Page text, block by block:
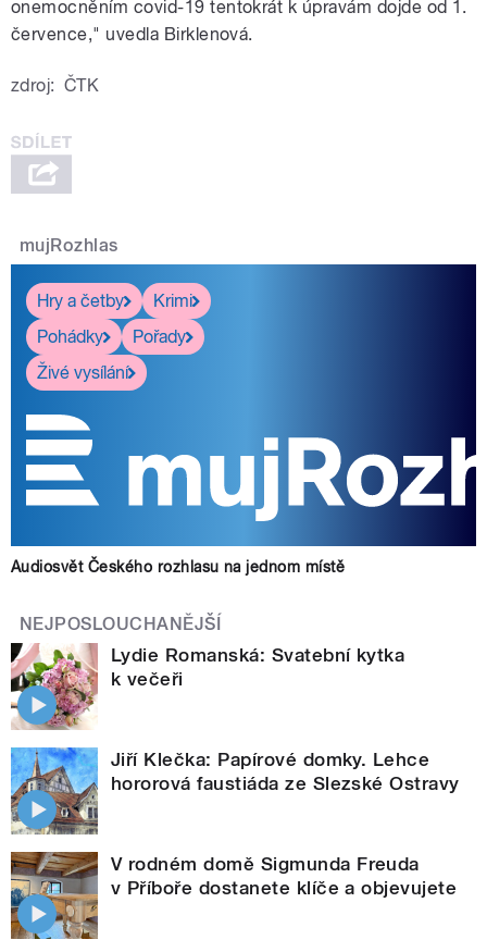
onemocněním covid-19 tentokrát k úpravám dojde od 1.
července," uvedla Birklenová.
zdroj: ČTK
mujRozhlas
Hry a četby
Krimi
Pohádky
Pořady
Živé vysílání
Audiosvět Českého rozhlasu na jednom místě
NEJPOSLOUCHANĚJŠÍ
Lydie Romanská: Svatební kytka
k večeři
Jiří Klečka: Papírové domky. Lehce
hororová faustiáda ze Slezské Ostravy
V rodném domě Sigmunda Freuda
v Příboře dostanete klíče a objevujete